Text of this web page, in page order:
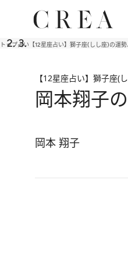
トップ占い 【12星座占い】獅子座(しし座)の運
【12星座占い】獅子座(
岡本翔子
岡本 翔子